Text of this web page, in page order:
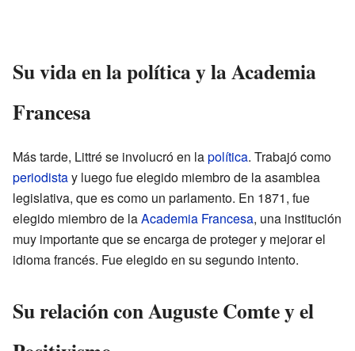
Su vida en la política y la Academia
Francesa
Más tarde, Littré se involucró en lapolítica. Trabajó como
periodistay luego fue elegido miembro de la asamblea
legislativa, que es como un parlamento. En 1871, fue
elegido miembro de laAcademia Francesa, una institución
muy importante que se encarga de proteger y mejorar el
idioma francés. Fue elegido en su segundo intento.
Su relación con Auguste Comte y el